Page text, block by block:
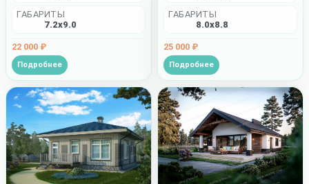
ГАБАРИТЫ
7.2x9.0
22 000 ₽
Подробнее
ГАБАРИТЫ
8.0x8.8
25 000 ₽
Подробнее